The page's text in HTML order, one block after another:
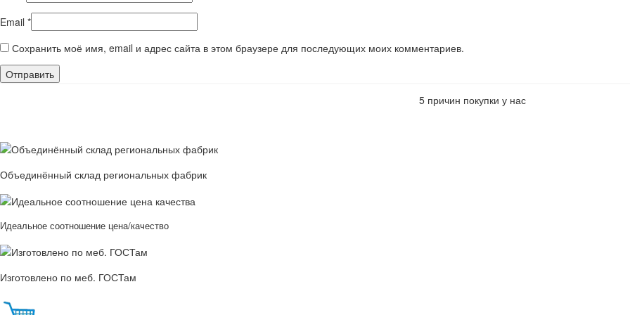
Email *
Сохранить моё имя, email и адрес сайта в этом браузере для последующих моих комментариев.
5 причин покупки у нас
Объединённый склад региональных фабрик
Идеальное соотношение цена/качество
Изготовлено по меб. ГОСТам